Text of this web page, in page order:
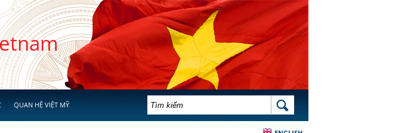
QUAN HỆ VIỆT MỸ BIỂU MẪU TÌM KIẾM TÌM KIẾM